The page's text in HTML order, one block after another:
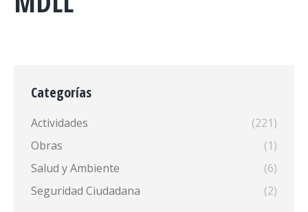
Categorías
Actividades
(221)
Obras
(1)
Salud y Ambiente
(6)
Seguridad Ciudadana
(2)